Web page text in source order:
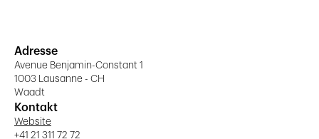
Adresse
Avenue Benjamin-Constant 1
1003 Lausanne - CH
Waadt
Kontakt
Website
+41 21 311 72 72